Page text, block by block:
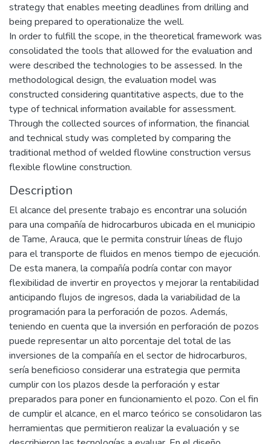
strategy that enables meeting deadlines from drilling and
being prepared to operationalize the well.
In order to fulfill the scope, in the theoretical framework was
consolidated the tools that allowed for the evaluation and
were described the technologies to be assessed. In the
methodological design, the evaluation model was
constructed considering quantitative aspects, due to the
type of technical information available for assessment.
Through the collected sources of information, the financial
and technical study was completed by comparing the
traditional method of welded flowline construction versus
flexible flowline construction.
Description
El alcance del presente trabajo es encontrar una solución
para una compañía de hidrocarburos ubicada en el municipio
de Tame, Arauca, que le permita construir líneas de flujo
para el transporte de fluidos en menos tiempo de ejecución.
De esta manera, la compañía podría contar con mayor
flexibilidad de invertir en proyectos y mejorar la rentabilidad
anticipando flujos de ingresos, dada la variabilidad de la
programación para la perforación de pozos. Además,
teniendo en cuenta que la inversión en perforación de pozos
puede representar un alto porcentaje del total de las
inversiones de la compañía en el sector de hidrocarburos,
sería beneficioso considerar una estrategia que permita
cumplir con los plazos desde la perforación y estar
preparados para poner en funcionamiento el pozo. Con el fin
de cumplir el alcance, en el marco teórico se consolidaron las
herramientas que permitieron realizar la evaluación y se